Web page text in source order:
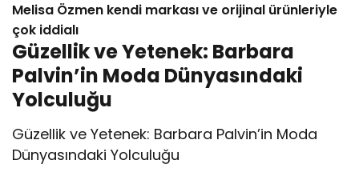
Melisa Özmen kendi markası ve orijinal ürünleriyle
çok iddialı
Güzellik ve Yetenek: Barbara
Palvin’in Moda Dünyasındaki
Yolculuğu
Güzellik ve Yetenek: Barbara Palvin’in Moda
Dünyasındaki Yolculuğu